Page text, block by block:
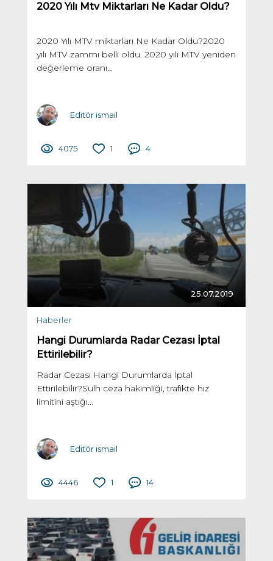
2020 Yılı Mtv Miktarları Ne Kadar Oldu?
2020 Yılı MTV miktarları Ne Kadar Oldu?2020
yılı MTV zammı belli oldu. 2020 yılı MTV yeniden
değerleme oranı...
Editör ismail
4075 1 4
25.07.2019
Haberler
Hangi Durumlarda Radar Cezası İptal
Ettirilebilir?
Radar Cezası Hangi Durumlarda İptal
Ettirilebilir?Sulh ceza hakimliği, trafikte hız
limitini aştığı...
Editör ismail
4446 1 14